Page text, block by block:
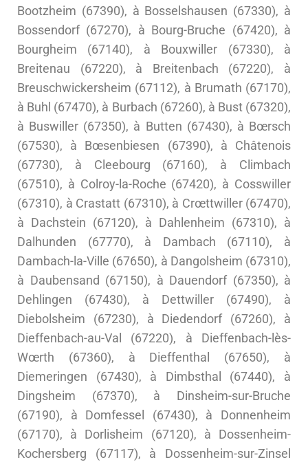
Bootzheim (67390), à Bosselshausen (67330), à
Bossendorf (67270), à Bourg-Bruche (67420), à
Bourgheim (67140), à Bouxwiller (67330), à
Breitenau (67220), à Breitenbach (67220), à
Breuschwickersheim (67112), à Brumath (67170),
à Buhl (67470), à Burbach (67260), à Bust (67320),
à Buswiller (67350), à Butten (67430), à Bœrsch
(67530), à Bœsenbiesen (67390), à Châtenois
(67730), à Cleebourg (67160), à Climbach
(67510), à Colroy-la-Roche (67420), à Cosswiller
(67310), à Crastatt (67310), à Crœttwiller (67470),
à Dachstein (67120), à Dahlenheim (67310), à
Dalhunden (67770), à Dambach (67110), à
Dambach-la-Ville (67650), à Dangolsheim (67310),
à Daubensand (67150), à Dauendorf (67350), à
Dehlingen (67430), à Dettwiller (67490), à
Diebolsheim (67230), à Diedendorf (67260), à
Dieffenbach-au-Val (67220), à Dieffenbach-lès-
Wœrth (67360), à Dieffenthal (67650), à
Diemeringen (67430), à Dimbsthal (67440), à
Dingsheim (67370), à Dinsheim-sur-Bruche
(67190), à Domfessel (67430), à Donnenheim
(67170), à Dorlisheim (67120), à Dossenheim-
Kochersberg (67117), à Dossenheim-sur-Zinsel